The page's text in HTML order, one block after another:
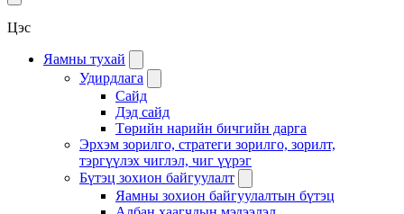
Цэс
Яамны тухай
Удирдлага
Сайд
Дэд сайд
Төрийн нарийн бичгийн дарга
Эрхэм зорилго, стратеги зорилго, зорилт,
тэргүүлэх чиглэл, чиг үүрэг
Бүтэц зохион байгуулалт
Яамны зохион байгуулалтын бүтэц